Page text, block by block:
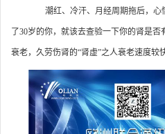
潮红、冷汗、月经周期拖后，心
了30岁的你，就该去查验一下你的肾是
衰老，久劳伤肾的“肾虚”之人衰老速度较快